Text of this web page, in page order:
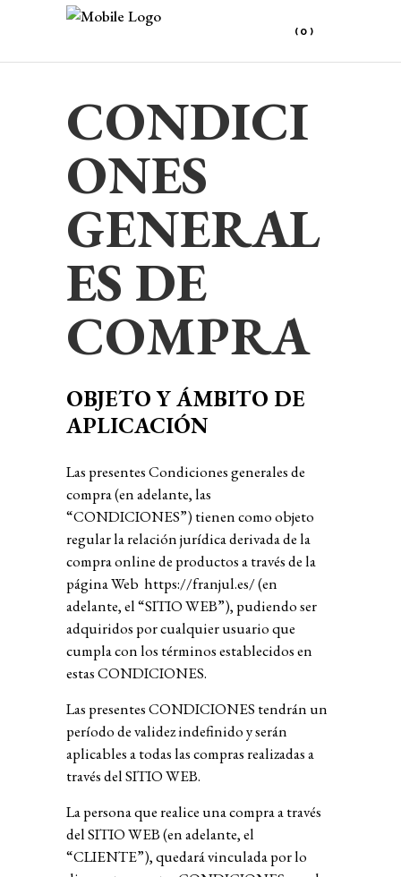
(0)
CONDICI
ONES
GENERAL
ES DE
COMPRA
OBJETO Y ÁMBITO DE
APLICACIÓN
Las presentes Condiciones generales de
compra (en adelante, las
“CONDICIONES”) tienen como objeto
regular la relación jurídica derivada de la
compra online de productos a través de la
página Web https://franjul.es/(en
adelante, el “SITIO WEB”), pudiendo ser
adquiridos por cualquier usuario que
cumpla con los términos establecidos en
estas CONDICIONES.
Las presentes CONDICIONES tendrán un
período de validez indefinido y serán
aplicables a todas las compras realizadas a
través del SITIO WEB.
La persona que realice una compra a través
del SITIO WEB (en adelante, el
“CLIENTE”), quedará vinculada por lo